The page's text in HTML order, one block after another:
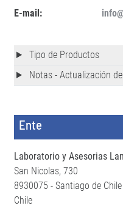
E-mail:
Tipo de Productos
Notas - Actualización
Ente
Laboratorio y Asesorias
San Nicolas, 730
8930075 - Santiago de Chile
Chile